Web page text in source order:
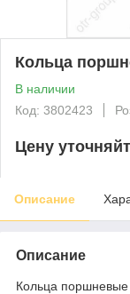
Кольца
В наличии
Код: 3802423
Цену
Описание
Описание
Кольца поршневые